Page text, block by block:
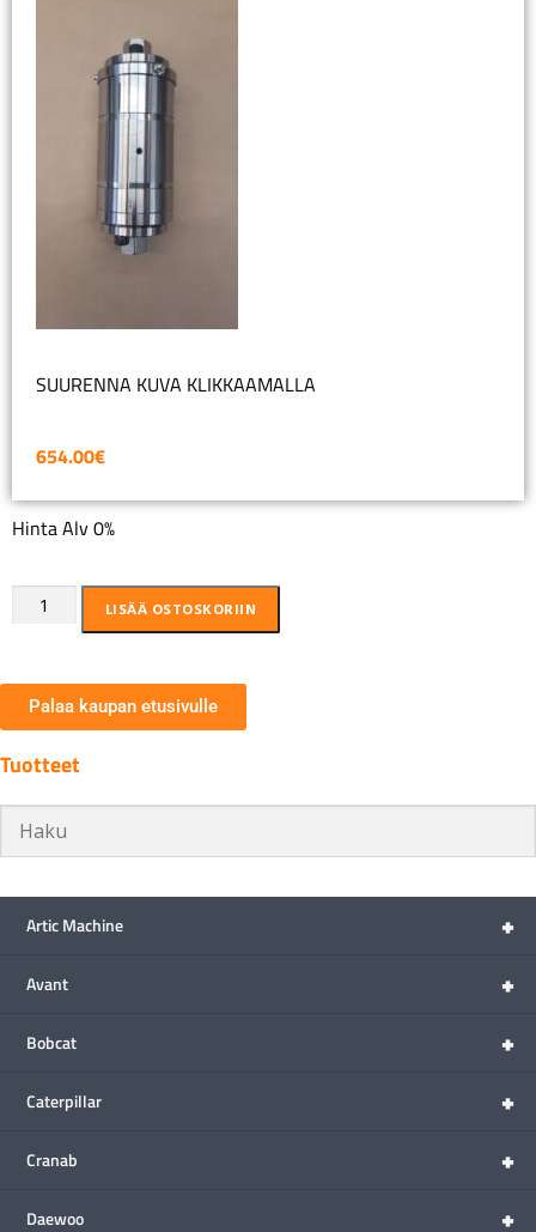
SUURENNA KUVA KLIKKAAMALLA
654.00€
Hinta Alv 0%
LISÄÄ OSTOSKORIIN
Palaa kaupan etusivulle
Tuotteet
+
Artic Machine
+
Avant
+
Bobcat
+
Caterpillar
+
Cranab
+
Daewoo